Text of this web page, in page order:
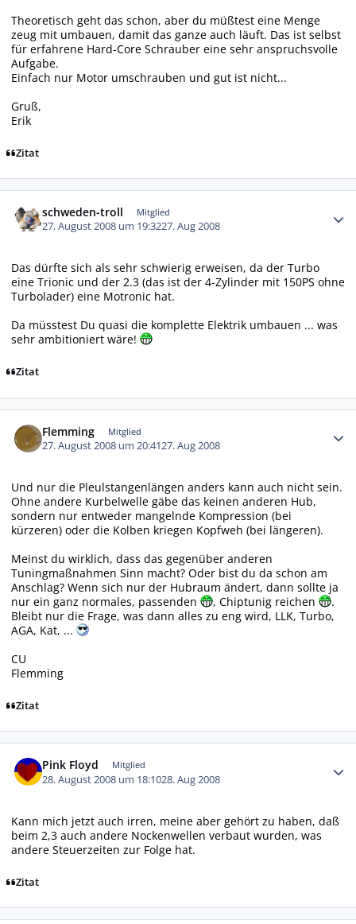
Theoretisch geht das schon, aber du müßtest eine Menge
zeug mit umbauen, damit das ganze auch läuft. Das ist selbst
für erfahrene Hard-Core Schrauber eine sehr anspruchsvolle
Aufgabe.
Einfach nur Motor umschrauben und gut ist nicht...
Gruß,
Erik
Zitat
schweden-troll Mitglied
27. August 2008 um 19:3227. Aug 2008
Das dürfte sich als sehr schwierig erweisen, da der Turbo
eine Trionic und der 2.3 (das ist der 4-Zylinder mit 150PS ohne
Turbolader) eine Motronic hat.
Da müsstest Du quasi die komplette Elektrik umbauen ... was
sehr ambitioniert wäre!
Zitat
Flemming Mitglied
27. August 2008 um 20:4127. Aug 2008
Und nur die Pleulstangenlängen anders kann auch nicht sein.
Ohne andere Kurbelwelle gäbe das keinen anderen Hub,
sondern nur entweder mangelnde Kompression (bei
kürzeren) oder die Kolben kriegen Kopfweh (bei längeren).
Meinst du wirklich, dass das gegenüber anderen
Tuningmaßnahmen Sinn macht? Oder bist du da schon am
Anschlag? Wenn sich nur der Hubraum ändert, dann sollte ja
nur ein ganz normales, passenden
, Chiptunig reichen
.
Bleibt nur die Frage, was dann alles zu eng wird, LLK, Turbo,
AGA, Kat, ...
CU
Flemming
Zitat
Pink Floyd Mitglied
28. August 2008 um 18:1028. Aug 2008
Kann mich jetzt auch irren, meine aber gehört zu haben, daß
beim 2,3 auch andere Nockenwellen verbaut wurden, was
andere Steuerzeiten zur Folge hat.
Zitat